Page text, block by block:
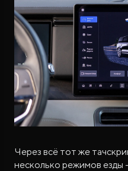
Через всё тот же
несколько режимов езды